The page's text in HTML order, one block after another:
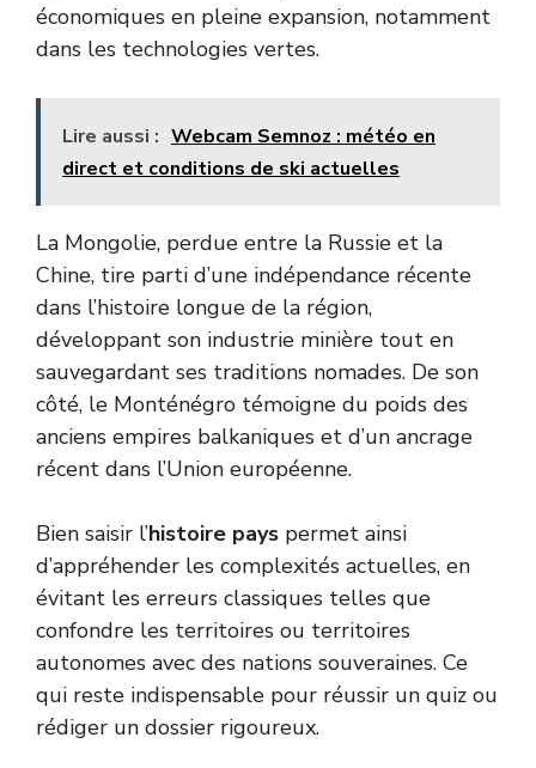
économiques en pleine expansion, notamment
dans les technologies vertes.
Lire aussi : Webcam Semnoz : météo en
direct et conditions de ski actuelles
La Mongolie, perdue entre la Russie et la
Chine, tire parti d’une indépendance récente
dans l’histoire longue de la région,
développant son industrie minière tout en
sauvegardant ses traditions nomades. De son
côté, le Monténégro témoigne du poids des
anciens empires balkaniques et d’un ancrage
récent dans l’Union européenne.
Bien saisir l’histoire pays permet ainsi
d’appréhender les complexités actuelles, en
évitant les erreurs classiques telles que
confondre les territoires ou territoires
autonomes avec des nations souveraines. Ce
qui reste indispensable pour réussir un quiz ou
rédiger un dossier rigoureux.